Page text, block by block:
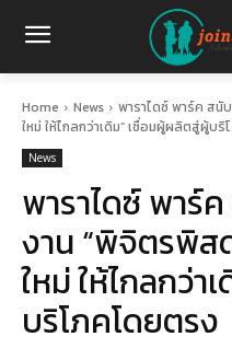
Home News
พาราไดซ์ พาร์ค ส
ใหม่ ให้ไกลกว่าเดิม” เชื่อมผู้ผลิตสู่ผู้บ
News
พาราไดซ์ พา
งาน “พิจิตรพิ
ใหม่ ให้ไกลกว่
บริโภคโดยตรง